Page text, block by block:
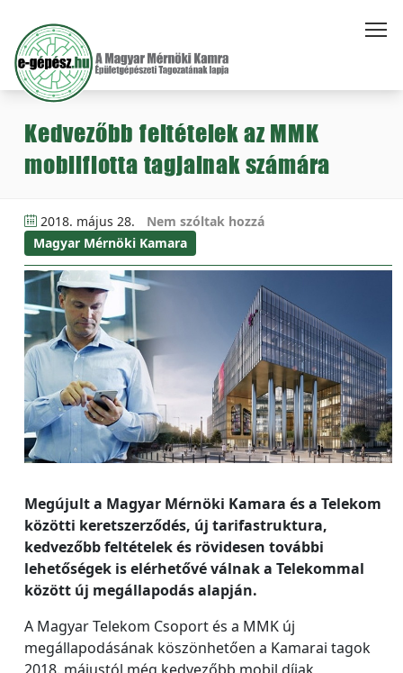
Kedvezőbb feltételek az MMK
mobilflotta tagjainak számára
2018. május 28.
Nem szóltak hozzá
Magyar Mérnöki Kamara
Megújult a Magyar Mérnöki Kamara és a Telekom
közötti keretszerződés, új tarifastruktura,
kedvezőbb feltételek és rövidesen további
lehetőségek is elérhetővé válnak a Telekommal
között új megállapodás alapján.
A Magyar Telekom Csoport és a MMK új
megállapodásának köszönhetően a Kamarai tagok